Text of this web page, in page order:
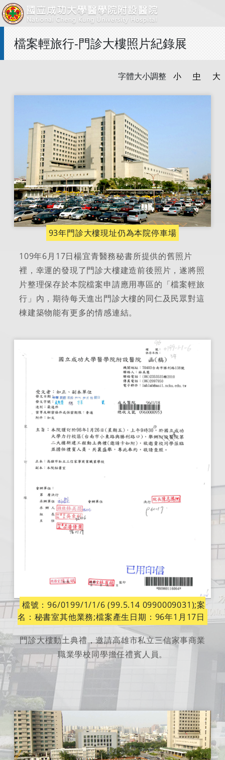
檔案輕旅行-門診大樓照片紀錄展
字體大小調整 小 中 大
93年門診大樓現址仍為本院停車場
109年6月17日楊宜青醫務秘書所提供的舊照片
裡，幸運的發現了門診大樓建造前後照片，遂將照
片整理保存於本院檔案申請應用專區的「檔案輕旅
行」內，期待每天進出門診大樓的同仁及民眾對這
棟建築物能有更多的情感連結。
檔號：96/0199/1/1/6 (99.5.14 0990009031);案
名：秘書室其他業務;檔案產生日期：96年1月17日
門診大樓動土典禮，邀請高雄市私立三信家事商業
職業學校同學擔任禮賓人員。